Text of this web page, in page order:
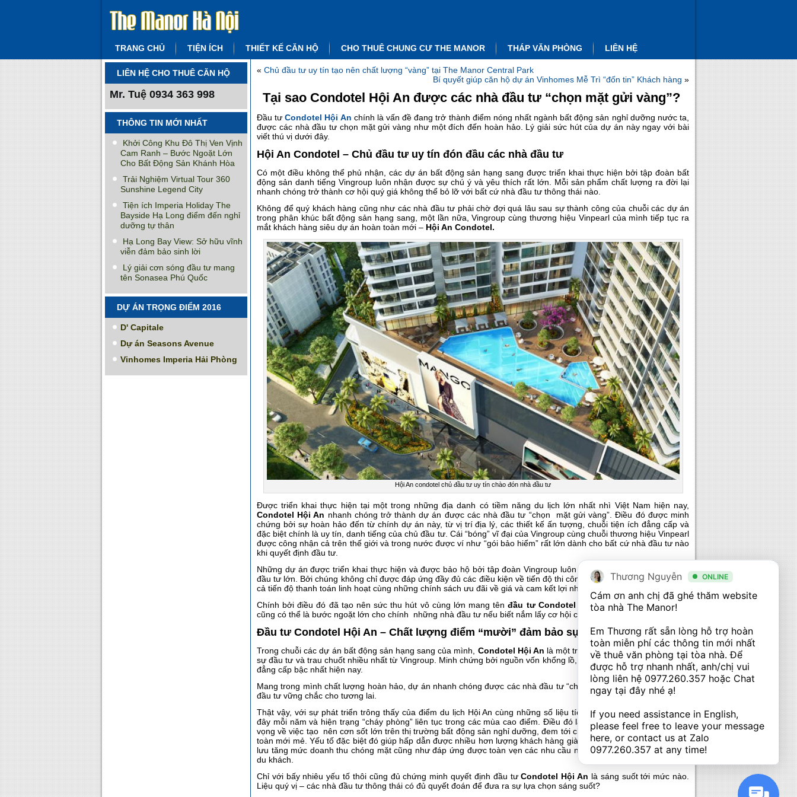
TRANG CHỦ TIỆN ÍCH THIẾT KẾ CĂN HỘ CHO THUÊ CHUNG CƯ THE MANOR THÁP VĂN PHÒNG LIÊN HỆ
LIÊN HỆ CHO THUÊ CĂN HỘ
Mr. Tuệ 0934 363 998
THÔNG TIN MỚI NHẤT
Khởi Công Khu Đô Thị Ven Vịnh
Cam Ranh – Bước Ngoặt Lớn
Cho Bất Động Sản Khánh Hòa
Trải Nghiệm Virtual Tour 360
Sunshine Legend City
Tiện ích Imperia Holiday The
Bayside Hạ Long điểm đến nghỉ
dưỡng tự thân
Hạ Long Bay View: Sở hữu vĩnh
viễn đảm bảo sinh lời
Lý giải cơn sóng đầu tư mang
tên Sonasea Phú Quốc
DỰ ÁN TRỌNG ĐIỂM 2016
D' Capitale
Dự án Seasons Avenue
Vinhomes Imperia Hải Phòng
« Chủ đầu tư uy tín tạo nên chất lượng “vàng” tại The Manor Central Park
Bí quyết giúp căn hộ dự án Vinhomes Mễ Trì “đốn tin” Khách hàng »
Tại sao Condotel Hội An được các nhà đầu tư “chọn mặt gửi vàng”?
Đầu tưCondotel Hội An chính là vấn đề đang trở thành điểm nóng nhất ngành bất động sản nghỉ dưỡng nước ta,
được các nhà đầu tư chọn mặt gửi vàng như một đích đến hoàn hảo. Lý giải sức hút của dự án này ngay với bài
viết thú vị dưới đây.
Hội An Condotel – Chủ đầu tư uy tín đón đầu các nhà đầu tư
Có một điều không thể phủ nhận, các dự án bất động sản hạng sang được triển khai thực hiện bởi tập đoàn bất
động sản danh tiếng Vingroup luôn nhận được sự chú ý và yêu thích rất lớn. Mỗi sản phẩm chất lượng ra đời lại
nhanh chóng trở thành cơ hội quý giá không thể bỏ lỡ với bất cứ nhà đầu tư thông thái nào.
Không để quý khách hàng cũng như các nhà đầu tư phải chờ đợi quá lâu sau sự thành công của chuỗi các dự án
trong phân khúc bất động sản hạng sang, một lần nữa, Vingroup cùng thương hiệu Vinpearl của mình tiếp tục ra
mắt khách hàng siêu dự án hoàn toàn mới – Hội An Condotel.
Hội An condotel chủ đầu tư uy tín chào đón nhà đầu tư
Được triển khai thực hiện tại một trong những địa danh có tiềm năng du lịch lớn nhất nhì Việt Nam hiện nay,
Condotel Hội An nhanh chóng trở thành dự án được các nhà đầu tư “chọn mặt gửi vàng”. Điều đó được minh
chứng bởi sự hoàn hảo đến từ chính dự án này, từ vị trí địa lý, các thiết kế ấn tượng, chuỗi tiện ích đẳng cấp và
đặc biệt chính là uy tín, danh tiếng của chủ đầu tư. Cái “bóng” vĩ đại của Vingroup cùng chuỗi thương hiệu Vinpearl
được công nhận cả trên thế giới và trong nước được ví như “gói bảo hiểm” rất lớn dành cho bất cứ nhà đầu tư nào
khi quyết định đầu tư.
Những dự án được triển khai thực hiện và được bảo hộ bởi tập đoàn Vingroup luôn biết làm “an tâm” những nhà
đầu tư lớn. Bởi chúng không chỉ được đáp ứng đầy đủ các điều kiện về tiến độ thi công, chất lượng dự án mà ngay
cả tiến độ thanh toán linh hoạt cùng những chính sách ưu đãi về giá và cam kết lợi nhuận cũng vô cùng tốt.
Chính bởi điều đó đã tạo nên sức thu hút vô cùng lớn mang tênđầu tư Condotel Hội An . Đó là sự kỳ vọng và
cũng có thể là bước ngoặt lớn cho chính những nhà đầu tư nếu biết nắm lấy cơ hội của chính mình.
Đầu tư Condotel Hội An – Chất lượng điểm “mười” đảm bảo sự đầu tư
Trong chuỗi các dự án bất động sản hạng sang của mình, Condotel Hội An là một trong những dự án nhận được
sự đầu tư và trau chuốt nhiều nhất từ Vingroup. Minh chứng bởi nguồn vốn khổng lồ, vị trí siêu đẹp, những thiết kế
đẳng cấp bậc nhất hiện nay.
Mang trong mình chất lượng hoàn hảo, dự án nhanh chóng được các nhà đầu tư “chọn mặt gửi vàng” như một sự
đầu tư vững chắc cho tương lai.
Thật vậy, với sự phát triển trông thấy của điểm du lịch Hội An cùng những số liệu tích cực về lượng du khách tới
đây mỗi năm và hiện trạng “cháy phòng” liên tục trong các mùa cao điểm. Điều đó là cơ sở rất lớn cho những kỳ
vọng về việc tạo nên cơn sốt lớn trên thị trường bất động sản nghỉ dưỡng, đem tới cho Hội An một diện mạo hoàn
toàn mới mẻ. Yếu tố đặc biệt đó giúp hấp dẫn được nhiều hơn lượng khách hàng giàu có thuộc phân khúc thượng
lưu tăng mức doanh thu chóng mặt cũng như đáp ứng được toàn vẹn các nhu cầu nghỉ dưỡng của đông đảo quý
du khách.
Chỉ với bấy nhiêu yếu tố thôi cũng đủ chứng minh quyết định đầu tưCondotel Hội An là sáng suốt tới mức nào.
Liệu quý vị – các nhà đầu tư thông thái có đủ quyết đoán để đưa ra sự lựa chọn sáng suốt?
Thương Nguyễn ONLINE
Cám ơn anh chị đã ghé thăm website
tòa nhà The Manor!
Em Thương rất sẵn lòng hỗ trợ hoàn
toàn miễn phí các thông tin mới nhất
về thuê văn phòng tại tòa nhà. Để
được hỗ trợ nhanh nhất, anh/chị vui
lòng liên hệ 0977.260.357 hoặc Chat
ngay tại đây nhé ạ!
If you need assistance in English,
please feel free to leave your message
0977.260.357 at any time!